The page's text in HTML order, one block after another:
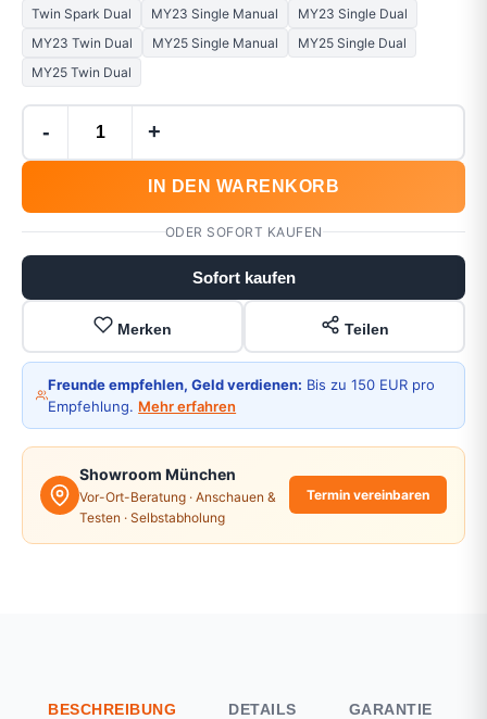
Twin Spark Dual
MY23 Single Manual
MY23 Single Dual
MY23 Twin Dual
MY25 Single Manual
MY25 Single Dual
MY25 Twin Dual
- +
IN DEN WARENKORB
ODER SOFORT KAUFEN
Sofort kaufen
Merken Teilen
Freunde empfehlen, Geld verdienen: Bis zu 150 EUR pro
Empfehlung. Mehr erfahren
Showroom München
Vor-Ort-Beratung · Anschauen &
Testen · Selbstabholung
Termin vereinbaren
BESCHREIBUNG DETAILS GARANTIE